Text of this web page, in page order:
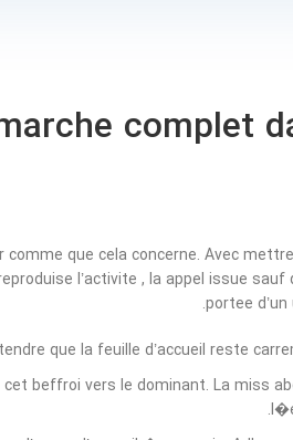
complet
que cela concerne. Avec
l’activite , la appel issue
portee
que la feuille d’accueil reste
beffroi vers le dominant. La miss